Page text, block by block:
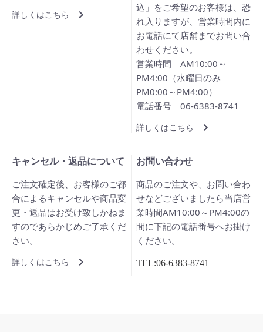
詳しくはこちら
込」をご希望のお客様は、恐
れ入りますが、営業時間内に
お電話にて店舗までお問い合
わせください。
営業時間 AM10:00～
PM4:00（水曜日のみ
PM0:00～PM4:00）
電話番号 06-6383-8741
詳しくはこちら
キャンセル・返品について
ご注文確定後、お客様のご都
合によるキャンセルや商品変
更・返品はお受け致しかねま
すのであらかじめご了承くだ
さい。
詳しくはこちら
お問い合わせ
商品のご注文や、お問い合わ
せなどございましたら当店営
業時間AM10:00～PM4:00の
間に下記の電話番号へお掛け
ください。
TEL:06-6383-8741